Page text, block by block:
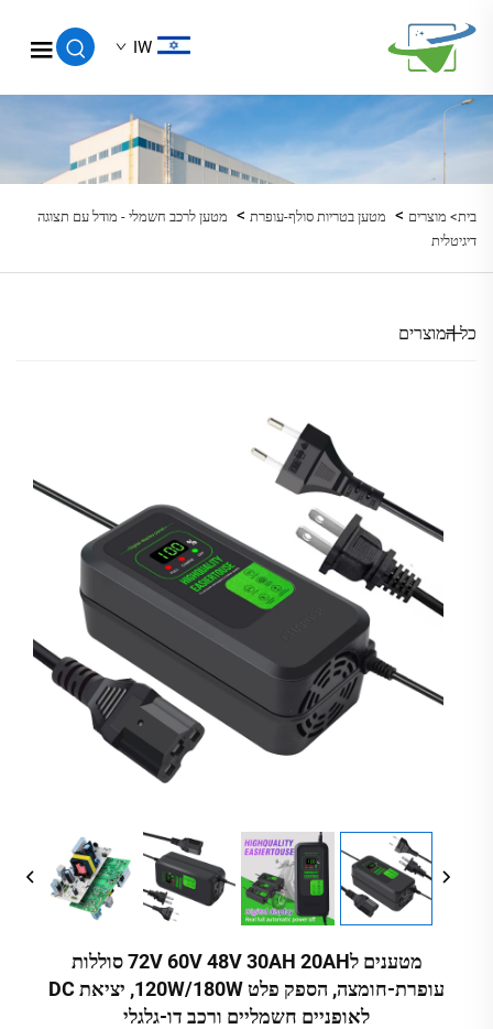
IW
בית> מוצרים > מטען בטריות סולף-עופרת > מטען לרכב חשמלי - מודל עם תצוגה
דיגיטלית
כל המוצרים
מטענים ל72V 60V 48V 30AH 20AH סוללות
עופרת-חומצה, הספק פלט 120W/180W, יציאת DC
לאופניים חשמליים ורכב דו-גלגלי